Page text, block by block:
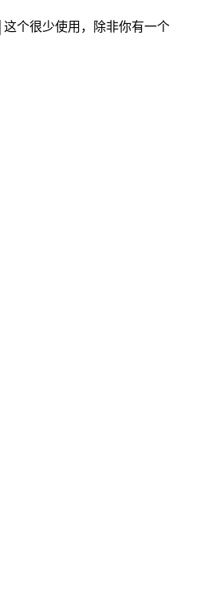
这个很少使用，除非你有一个